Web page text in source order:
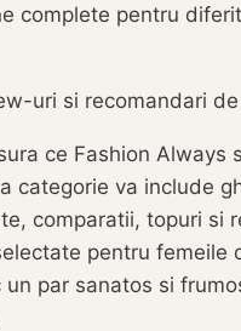
complete pentru
uri si recomandari
ce Fashion Always
categorie va include
comparatii, topuri si
pentru femeile
un par sanatos si